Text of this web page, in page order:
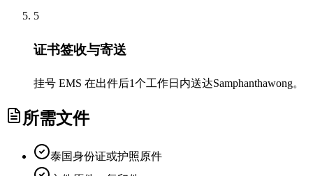
5
证书签收与寄送
挂号 EMS 在出件后1个工作日内送达Samphanthawong。
所需文件
泰国身份证或护照原件